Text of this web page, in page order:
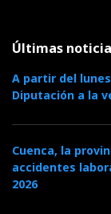
Últimas
A partir del
Diputación a la
Cuenca, la
accidentes
2026